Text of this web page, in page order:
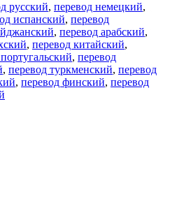
русский, перевод немецкий,
испанский, перевод
, перевод арабский,
, перевод китайский,
, перевод
, перевод туркменский, перевод
, перевод финский, перевод